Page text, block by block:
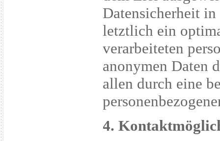
Datensicherheit in
letztlich ein
verarbeiteten
anonymen Daten
allen durch eine
4.